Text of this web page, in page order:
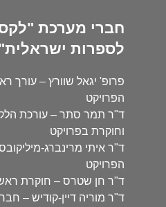
חברי מערכת
לספרות
פרופ' יגאל שוורץ – עורך
הפרויקט
ד"ר תמר סתר – עורכת
וחוקרת בפרויקט
ד"ר איתי מרינברג-
הפרויקט
ד"ר חן שטרס – חוקרת
ד"ר מוריה דיין-קודיש –